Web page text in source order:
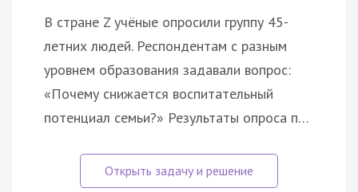
В стране Z учёные опросили группу 45-
летних людей. Респондентам с разным
уровнем образования задавали вопрос:
«Почему снижается воспитательный
потенциал семьи?» Результаты опроса п…